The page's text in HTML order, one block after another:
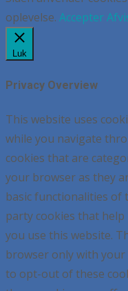
oplevelse. Accepter
Luk
Privacy Overview
This website uses
while you navigate
cookies that are
your browser as they
basic functionalities of
party cookies that
you use this website.
browser only with
to opt-out of these